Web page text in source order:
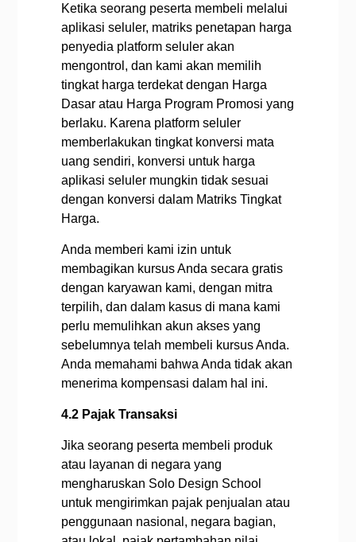
Ketika seorang peserta membeli melalui
aplikasi seluler, matriks penetapan harga
penyedia platform seluler akan
mengontrol, dan kami akan memilih
tingkat harga terdekat dengan Harga
Dasar atau Harga Program Promosi yang
berlaku. Karena platform seluler
memberlakukan tingkat konversi mata
uang sendiri, konversi untuk harga
aplikasi seluler mungkin tidak sesuai
dengan konversi dalam Matriks Tingkat
Harga.
Anda memberi kami izin untuk
membagikan kursus Anda secara gratis
dengan karyawan kami, dengan mitra
terpilih, dan dalam kasus di mana kami
perlu memulihkan akun akses yang
sebelumnya telah membeli kursus Anda.
Anda memahami bahwa Anda tidak akan
menerima kompensasi dalam hal ini.
4.2 Pajak Transaksi
Jika seorang peserta membeli produk
atau layanan di negara yang
mengharuskan Solo Design School
untuk mengirimkan pajak penjualan atau
penggunaan nasional, negara bagian,